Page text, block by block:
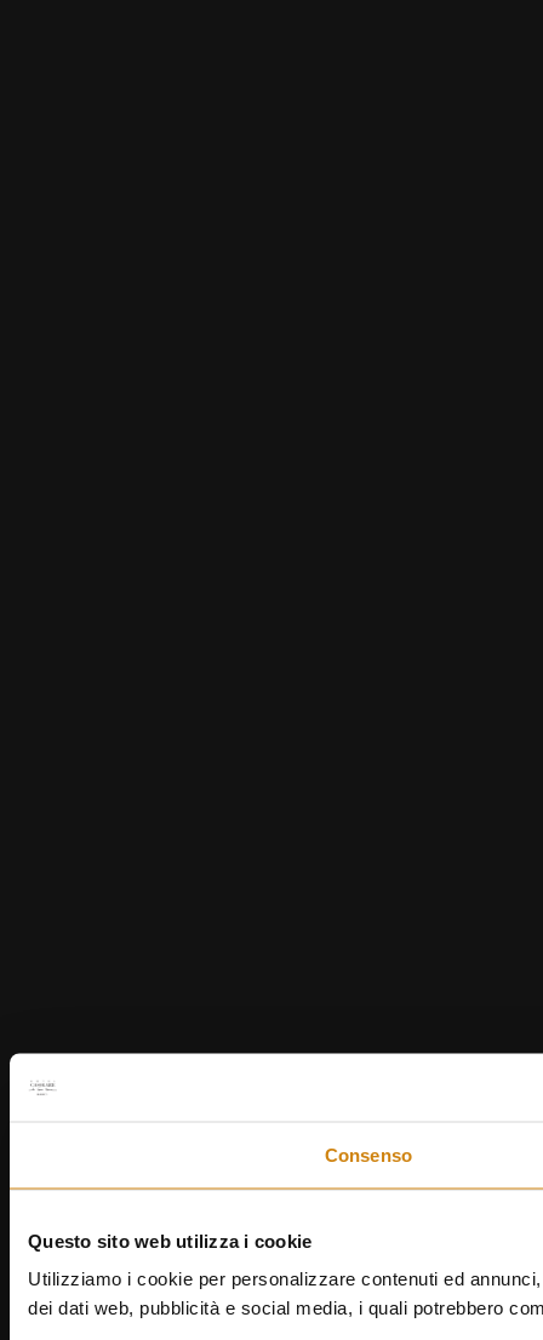
Consenso
Questo sito web utilizza i cookie
Utilizziamo i cookie per personalizzare contenuti ed
dei dati web, pubblicità e social media, i quali potrebbero